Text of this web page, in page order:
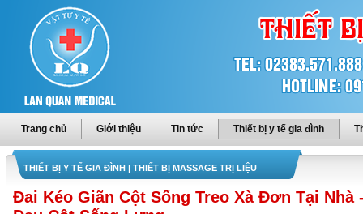
Trang chủ Giới thiệu Tin tức Thiết bị y tế gia đình
THIẾT BỊ Y TẾ GIA ĐÌNH | THIẾT BỊ MASSAGE TRỊ LIỆU
Đai Kéo Giãn Cột Sống Treo Xà Đơn Tại